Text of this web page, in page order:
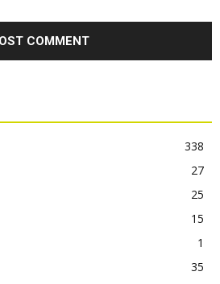
338
27
25
15
1
35